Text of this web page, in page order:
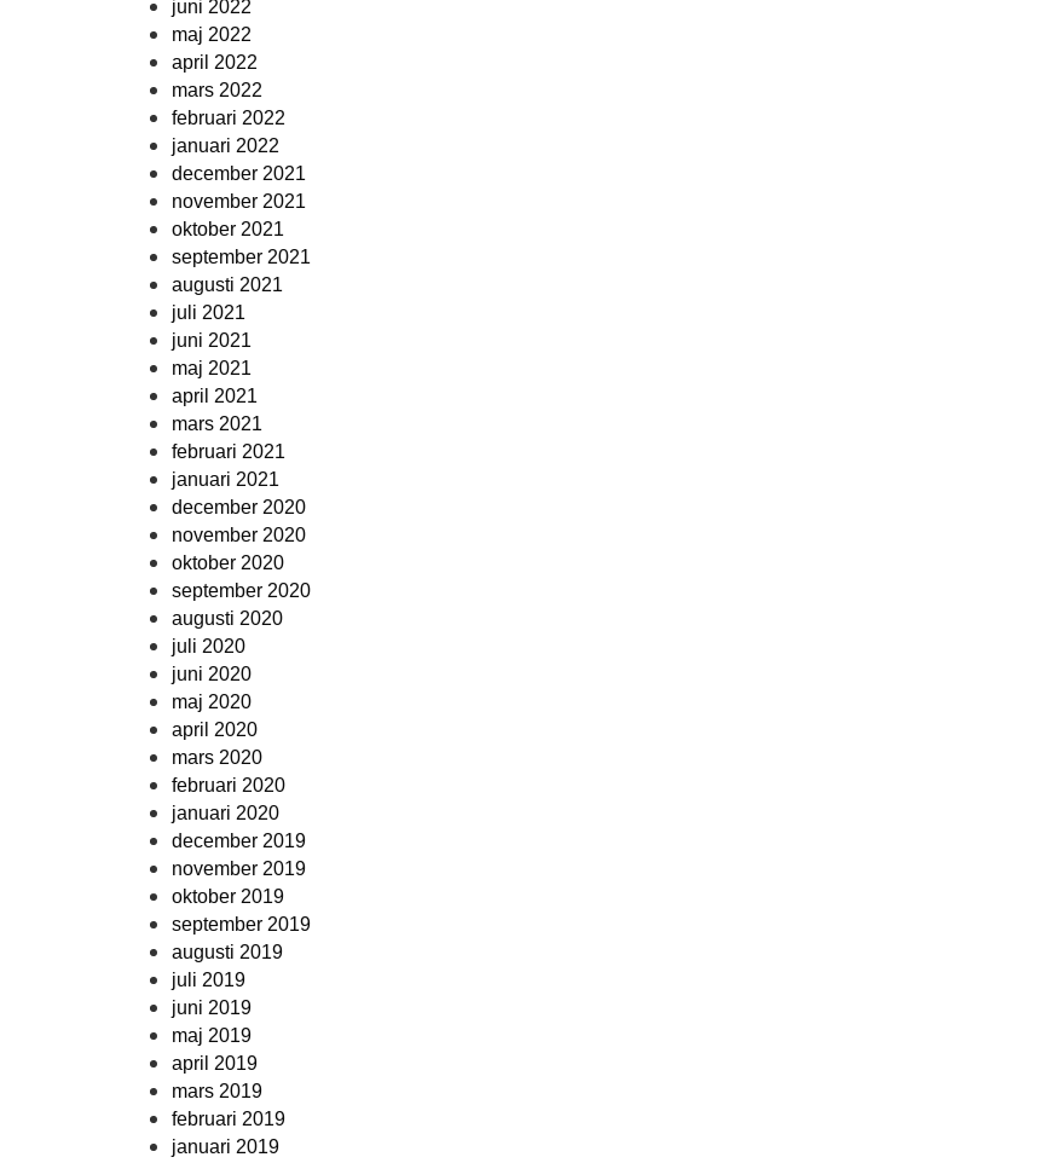
juni 2022
maj 2022
april 2022
mars 2022
februari 2022
januari 2022
december 2021
november 2021
oktober 2021
september 2021
augusti 2021
juli 2021
juni 2021
maj 2021
april 2021
mars 2021
februari 2021
januari 2021
december 2020
november 2020
oktober 2020
september 2020
augusti 2020
juli 2020
juni 2020
maj 2020
april 2020
mars 2020
februari 2020
januari 2020
december 2019
november 2019
oktober 2019
september 2019
augusti 2019
juli 2019
juni 2019
maj 2019
april 2019
mars 2019
februari 2019
januari 2019